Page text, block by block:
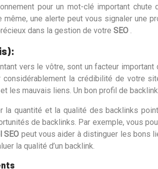
pour un mot-clé important chute
une alerte peut vous signaler une
dans la gestion de votre SEO .
vers le vôtre, sont un facteur
la crédibilité de votre
les mauvais liens. Un bon profil de
la quantité et la qualité des backlinks
de backlinks. Par exemple, vous
SEO peut vous aider à distinguer les bons
la qualité d’un backlink.